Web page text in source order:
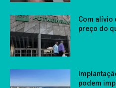
Com alívio
preço do
podem